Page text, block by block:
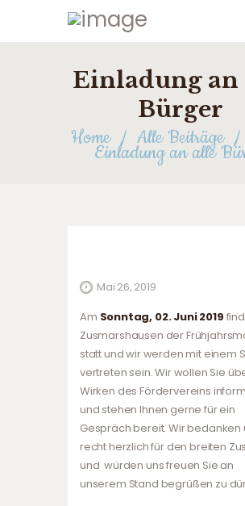
Einladung an
Bürger
Home Alle Beiträge
Einladung an alle
STARTSEITE
ÜBER UNS
NEUIGKEITEN
Mai 26, 2019
Am Sonntag, 02. Juni 2019
Zusmarshausen der
statt und wir werden mit einem
vertreten sein. Wir wollen Sie
Wirken des Fördervereins
und stehen Ihnen gerne für ein
Gespräch bereit. Wir bedanken
recht herzlich für den breiten
und würden uns freuen Sie an
unserem Stand begrüßen zu